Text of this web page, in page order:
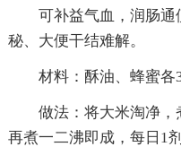
可补益气血，润肠通
秘、大便干结难解。
材料：酥油、蜂蜜各
做法：将大米淘净，
再煮一二沸即成，每日1